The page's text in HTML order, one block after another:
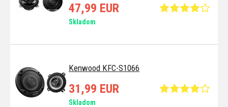
47,99 EUR
Skladom
Kenwood KFC-S1066
31,99 EUR
Skladom